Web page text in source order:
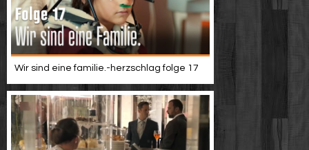
Wir sind eine familie.-herzschlag folge 17